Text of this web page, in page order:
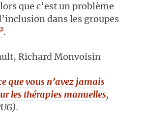
que c’est un problème
dans les groupes
2.
Richard Monvoisin
que vous n’avez jamais
les thérapies manuelles,